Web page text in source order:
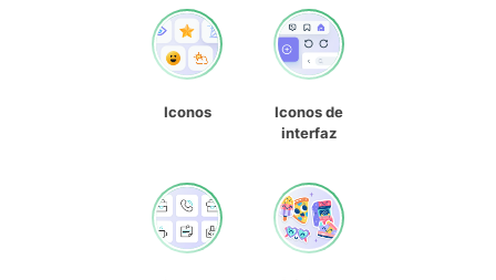
Iconos
Iconos de
interfaz